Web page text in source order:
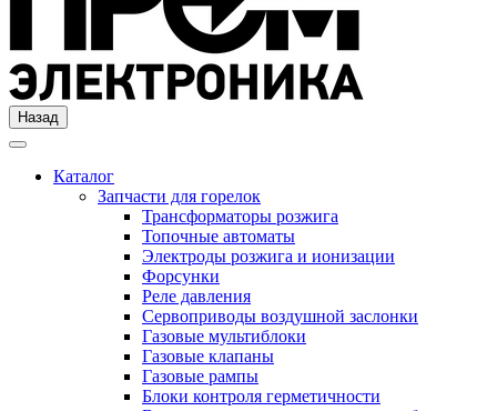
Назад
Каталог
Запчасти для горелок
Трансформаторы розжига
Топочные автоматы
Электроды розжига и ионизации
Форсунки
Реле давления
Сервоприводы воздушной заслонки
Газовые мультиблоки
Газовые клапаны
Газовые рампы
Блоки контроля герметичности